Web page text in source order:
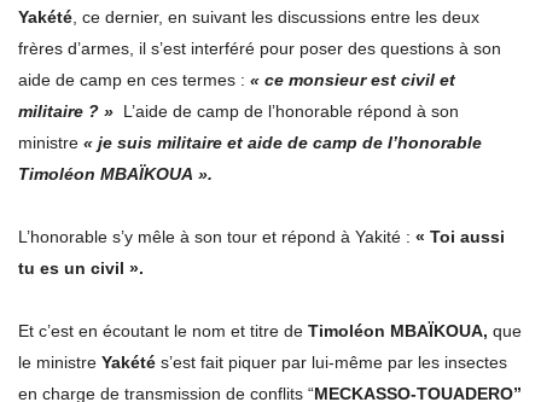
Yakété, ce dernier, en suivant les discussions entre les deux
frères d’armes, il s’est interféré pour poser des questions à son
aide de camp en ces termes : « ce monsieur est civil et
militaire ? » L’aide de camp de l’honorable répond à son
ministre « je suis militaire et aide de camp de l’honorable
Timoléon MBAÏKOUA ».
L’honorable s’y mêle à son tour et répond à Yakité : « Toi aussi
tu es un civil ».
Et c’est en écoutant le nom et titre de Timoléon MBAÏKOUA, que
le ministre Yakété s’est fait piquer par lui-même par les insectes
en charge de transmission de conflits “MECKASSO-TOUADERO”